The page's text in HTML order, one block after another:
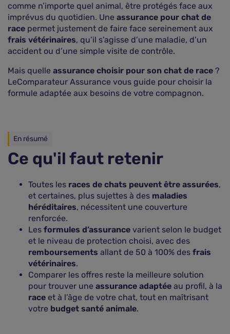
comme n’importe quel animal, être protégés face aux
imprévus du quotidien. Une assurance pour chat de
race permet justement de faire face sereinement aux
frais vétérinaires, qu’il s’agisse d’une maladie, d’un
accident ou d’une simple visite de contrôle.
Mais quelle assurance choisir pour son chat de race ?
LeComparateur Assurance vous guide pour choisir la
formule adaptée aux besoins de votre compagnon.
En résumé
Ce qu'il faut retenir
Toutes les races de chats peuvent être assurées,
et certaines, plus sujettes à des maladies
héréditaires, nécessitent une couverture
renforcée.
Les formules d’assurance varient selon le budget
et le niveau de protection choisi, avec des
remboursements allant de 50 à 100% des frais
vétérinaires.
Comparer les offres reste la meilleure solution
pour trouver une assurance adaptée au profil, à la
race et à l’âge de votre chat, tout en maîtrisant
votre budget santé animale.